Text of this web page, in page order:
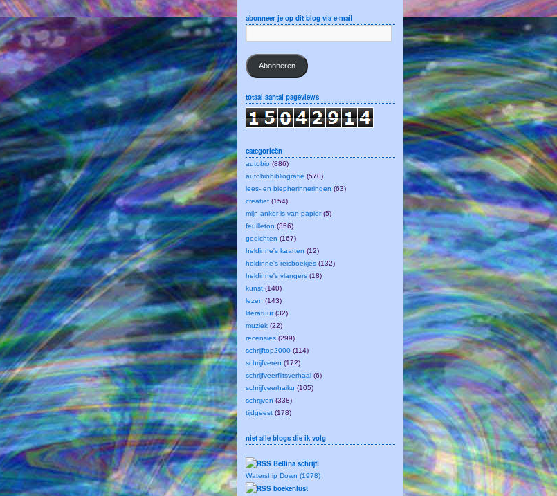
abonneer je op dit blog via e-mail
Abonneren
totaal aantal pageviews
categorieën
autobio (886)
autobiobibliografie (570)
lees- en biepherinneringen (63)
creatief (154)
mijn anker is van papier(5)
feuilleton (356)
gedichten (167)
heldinne's kaarten (12)
heldinne's reisboekjes (132)
heldinne's vlangers (18)
kunst (140)
lezen (143)
literatuur(32)
muziek (22)
recensies (299)
schrijftop2000 (114)
schrijfveren (172)
schrijfveerflitsverhaal (6)
schrijfveerhaiku (105)
schrijven (338)
tijdgeest (178)
niet alle blogs die ik volg
Bettina schrijft
Watership Down (1978)
boekenlust